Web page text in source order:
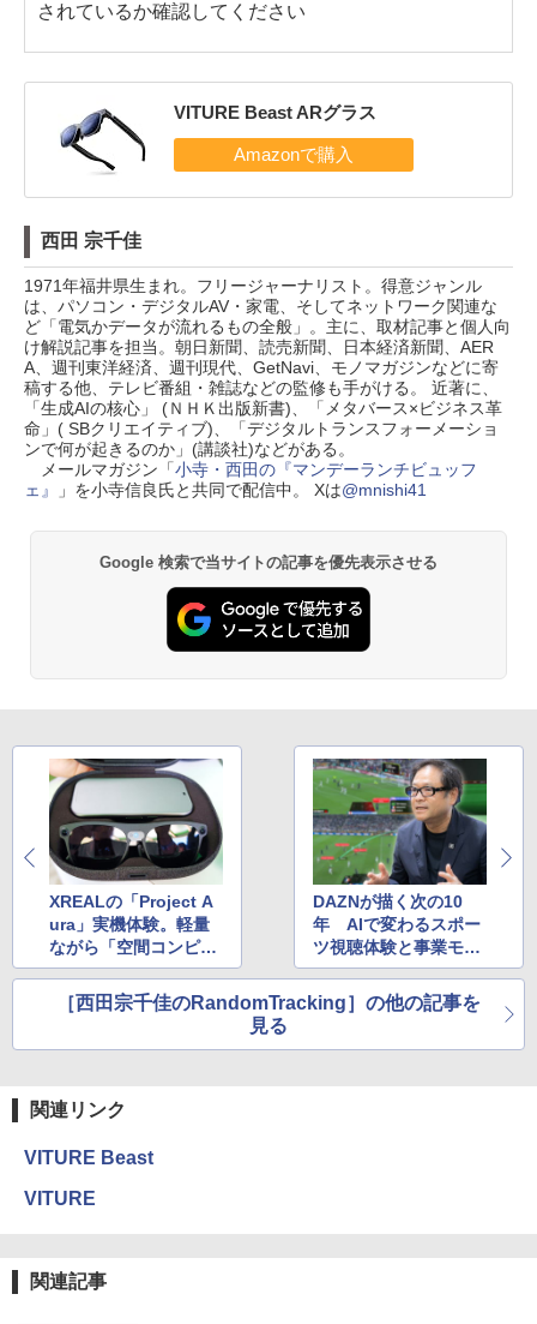
されているか確認してください
VITURE Beast ARグラス
西田 宗千佳
1971年福井県生まれ。フリージャーナリスト。得意ジャンル
は、パソコン・デジタルAV・家電、そしてネットワーク関連な
ど「電気かデータが流れるもの全般」。主に、取材記事と個人向
け解説記事を担当。朝日新聞、読売新聞、日本経済新聞、AER
A、週刊東洋経済、週刊現代、GetNavi、モノマガジンなどに寄
稿する他、テレビ番組・雑誌などの監修も手がける。 近著に、
「生成AIの核心」 (ＮＨＫ出版新書)、「メタバース×ビジネス革
命」( SBクリエイティブ)、「デジタルトランスフォーメーショ
ンで何が起きるのか」(講談社)などがある。
メールマガジン「小寺・西田の『マンデーランチビュッフ
ェ』
」を小寺信良氏と共同で配信中。 Xは@mnishi41
Google 検索で当サイトの記事を優先表示させる
XREALの「Project A
ura」実機体験。軽量
ながら「空間コンピュ
ーティング」を実現
DAZNが描く次の10
年 AIで変わるスポー
ツ視聴体験と事業モデ
ル
［西田宗千佳のRandomTracking］の他の記事を
見る
関連リンク
VITURE Beast
VITURE
関連記事